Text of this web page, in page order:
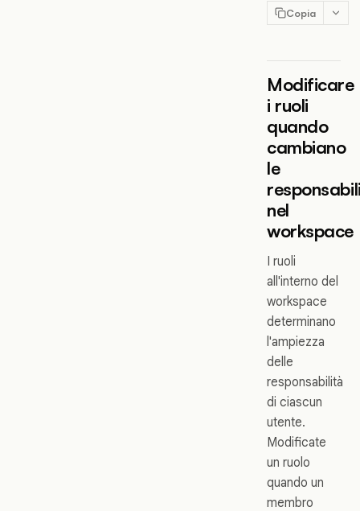
Copia
Modificare
i ruoli
quando
cambiano
le
nel
workspace
I ruoli
all'interno del
workspace
determinano
l'ampiezza
delle
responsabilità
di ciascun
utente.
Modificate
un ruolo
quando un
membro